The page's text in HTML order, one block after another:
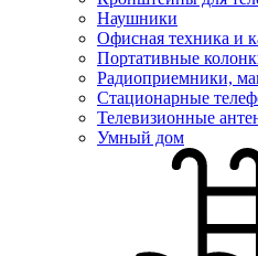
Наушники
Офисная техника и
Портативные
Радиоприемники,
Стационарные
Телевизионные
Умный дом